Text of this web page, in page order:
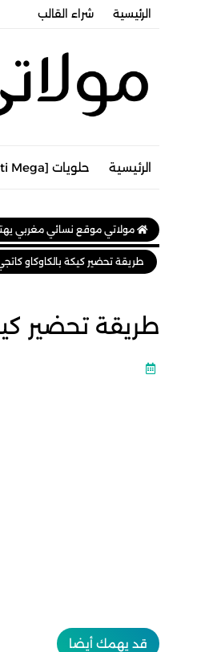
الرئيسية شراء القالب
الرئيسية حلويات [Multi Mega]
مولاتي موقع نسائي مغربي يهتم
طريقة تحضير كيكة بالكاوكاو كاتجي فنّة
طريقة تحضير
قد يهمك أيضا